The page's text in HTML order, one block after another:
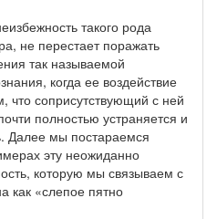
такого рода
не перестает поражать
так называемой
когда ее воздействие
что соприсутствующий с ней
полностью устраняется и
Далее мы постараемся
эту неожиданно
которую мы связываем с
как «слепое пятно